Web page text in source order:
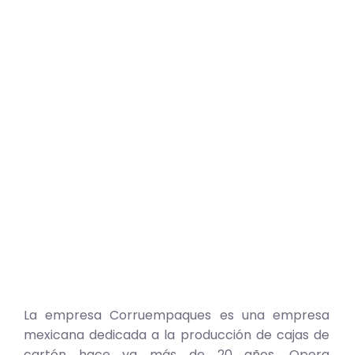
La empresa Corruempaques es una empresa
mexicana dedicada a la producción de cajas de